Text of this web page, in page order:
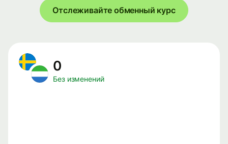
Отслеживайте обменный курс
0
Без изменений